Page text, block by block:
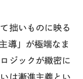
拙いものに映る
導」が極端なま
ジックが緻密に
は漸進主義とい